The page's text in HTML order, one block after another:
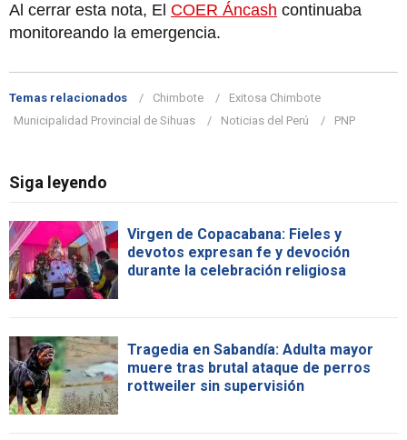
Al cerrar esta nota, El COER Áncash continuaba
monitoreando la emergencia.
Temas relacionados Chimbote
Exitosa Chimbote
Municipalidad Provincial de Sihuas
Noticias del Perú PNP
Siga leyendo
Virgen de Copacabana: Fieles y
devotos expresan fe y devoción
durante la celebración religiosa
Tragedia en Sabandía: Adulta mayor
muere tras brutal ataque de perros
rottweiler sin supervisión